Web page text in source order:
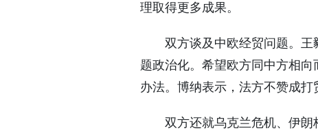
理取得更多成果。
双方谈及中欧经贸问题。
题政治化。希望欧方同中方相
办法。博纳表示，法方不赞成打
双方还就乌克兰危机、伊朗